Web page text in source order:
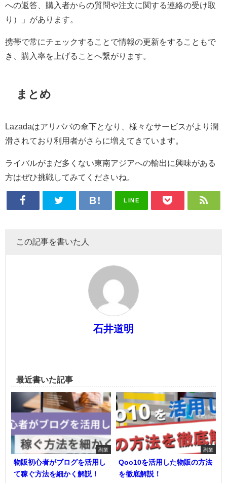
への返答、購入者からの質問や注文に関する連絡の受け取
り）」があります。
携帯で常にチェックすることで情報の更新をすることもで
き、購入率を上げることへ繋がります。
まとめ
Lazadaはアリババの傘下となり、様々なサービスがより潤
滑されており利用者がさらに増えてきています。
ライバルがまだ多くない東南アジアへの輸出に興味がある
方はぜひ挑戦してみてくださいね
LINE
この記事を書いた人
石井道明
最近書いた記事
副業
物販初心者がブログを活用し
て稼ぐ方法を細かく解説！
副業
Qoo10を活用した物販の方法
を徹底解説！